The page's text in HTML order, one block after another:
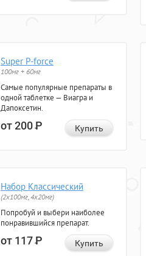
Super P-force
100мг + 60мг
Самые популярные препараты в
одной таблетке — Виагра и
Дапоксетин.
от 200Р Купить
Набор Классический
(2x100мг, 4x20мг)
Попробуй и выбери наиболее
понравившийся препарат.
от 117Р Купить